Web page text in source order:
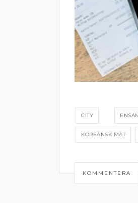
CITY
KOREANSK MAT
KOMMENTERA